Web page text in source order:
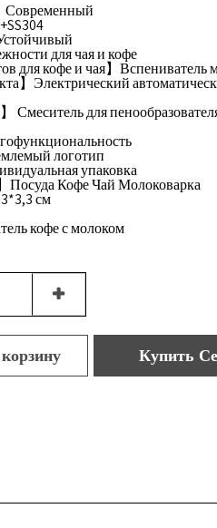
Современный
для чая и кофе
для кофе и чая】Вспениватель
】Электрический
Смеситель для
логотип
упаковка
Посуда Кофе Чай Молоковарка
см
кофе с молоком
Купить